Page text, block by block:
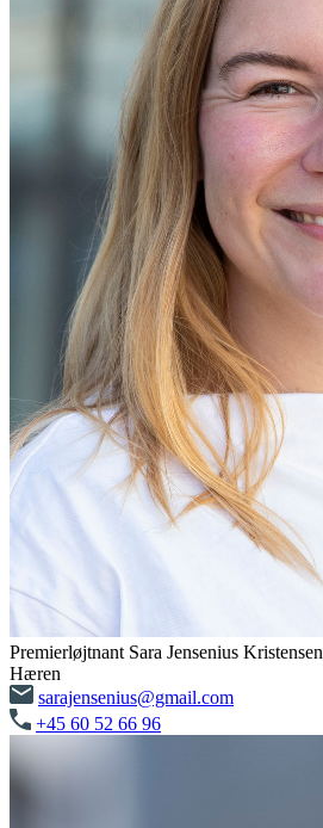
Premierløjtnant Sara Jensenius Kristensen
Hæren
sarajensenius@gmail.com
+45 60 52 66 96